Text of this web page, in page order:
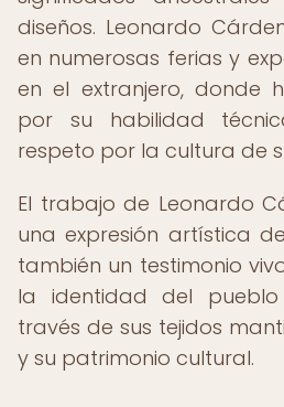
diseños. Leonardo
en numerosas ferias y
en el extranjero, donde
por su habilidad
respeto por la cultura de
El trabajo de Leonardo
una expresión artística
también un testimonio
la identidad del
través de sus tejidos
y su patrimonio cultural.